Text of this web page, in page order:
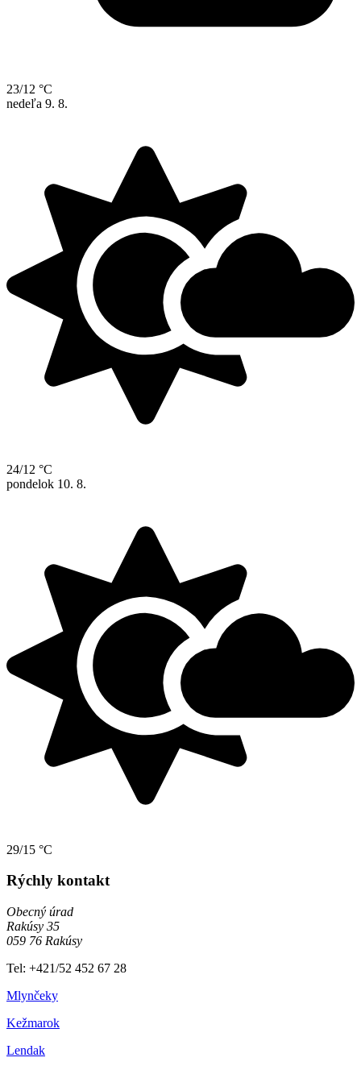
23/12 °C
nedeľa 9. 8.
24/12 °C
pondelok 10. 8.
29/15 °C
Rýchly kontakt
Obecný úrad
Rakúsy 35
059 76 Rakúsy
Tel: +421/52 452 67 28
Mlynčeky
Kežmarok
Lendak